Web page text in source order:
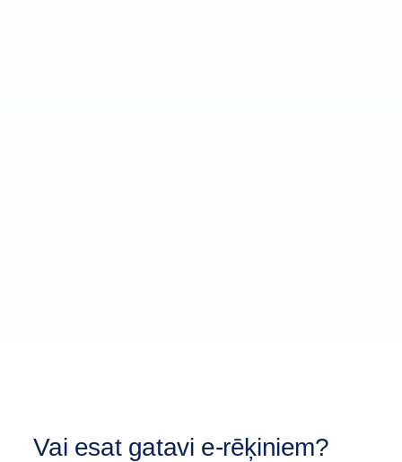
Vai esat gatavi e-rēķiniem?